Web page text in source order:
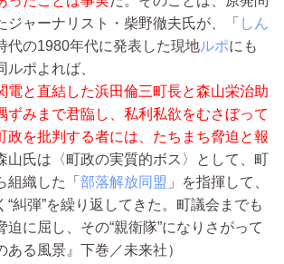
ジャーナリスト・柴野徹夫氏が、「 しん
代の1980年代に発表した現地ルポにも
ポよれば、
電と直結した浜田倫三町長と森山栄治助
ずみまで君臨し、私利私欲をむさぼって
政を批判する者には、たちまち脅迫と報
山氏は〈町政の実質的ボス〉として、町
組織した「 部落解放同盟 」を指揮して、
“糾弾”を繰り返してきた。町議会までも
迫に屈し、その“親衛隊”になりさがって
ある風景』下巻／未来社）